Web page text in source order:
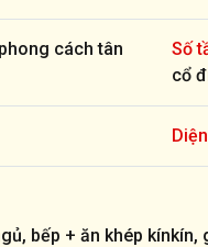
cách tân
Số
cổ
bếp + ăn khép kínkín,